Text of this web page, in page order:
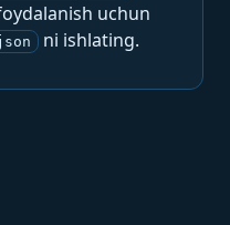
uchun
ni ishlating.